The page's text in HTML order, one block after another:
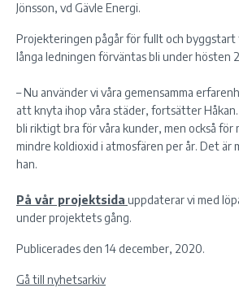
Jönsson, vd Gävle Energi.
Projekteringen pågår för fullt och byggstart
långa ledningen förväntas bli under hösten
– Nu använder vi våra gemensamma
att knyta ihop våra städer, fortsätter
bli riktigt bra för våra kunder, men också
mindre koldioxid i atmosfären per år. Det är
han.
På vår projektsida uppdaterar vi med
under projektets gång.
Publicerades den 14 december, 2020.
Gå till nyhetsarkiv